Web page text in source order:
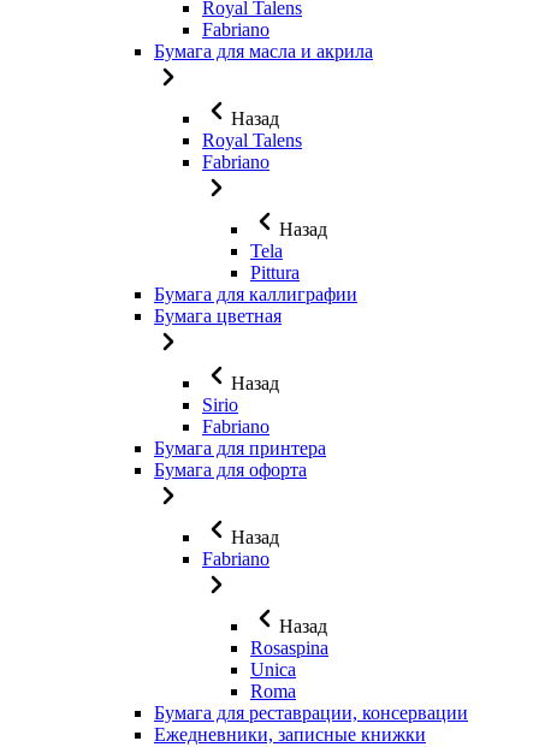
Royal Talens
Fabriano
Бумага для масла и акрила
Назад
Royal Talens
Fabriano
Назад
Tela
Pittura
Бумага для каллиграфии
Бумага цветная
Назад
Sirio
Fabriano
Бумага для принтера
Бумага для офорта
Назад
Fabriano
Назад
Rosaspina
Unica
Roma
Бумага для реставрации, консервации
Ежедневники, записные книжки